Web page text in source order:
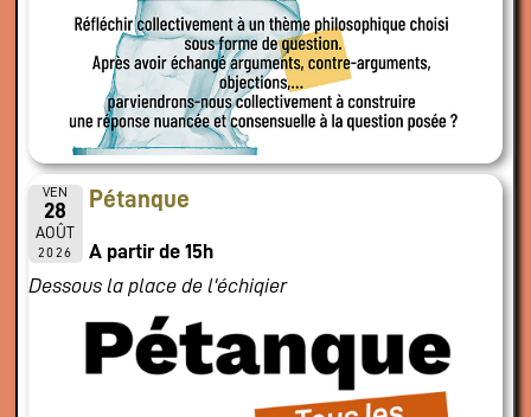
VEN
28
AOÛT
2026
Pétanque
A partir de 15h
Dessous la place de l'échiqier